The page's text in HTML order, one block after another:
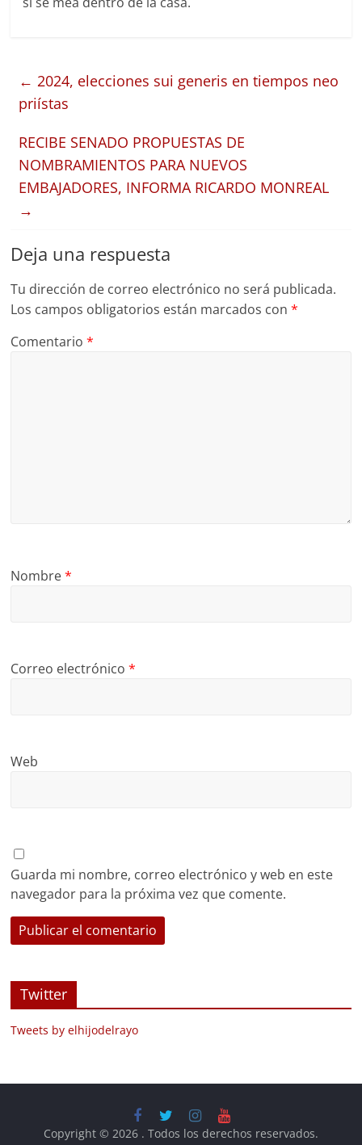
← 2024, elecciones sui generis en tiempos neo
priístas
RECIBE SENADO PROPUESTAS DE
NOMBRAMIENTOS PARA NUEVOS
EMBAJADORES, INFORMA RICARDO MONREAL
→
Deja una respuesta
Tu dirección de correo electrónico no será publicada.
Los campos obligatorios están marcados con*
Comentario*
Nombre*
Correo electrónico*
Web
Guarda mi nombre, correo electrónico y web en este
navegador para la próxima vez que comente.
Twitter
Tweets by elhijodelrayo
Copyright © 2026 . Todos los derechos reservados.